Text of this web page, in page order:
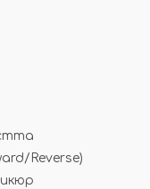
Reverse)